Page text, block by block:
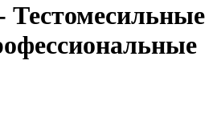
Тестомесильные